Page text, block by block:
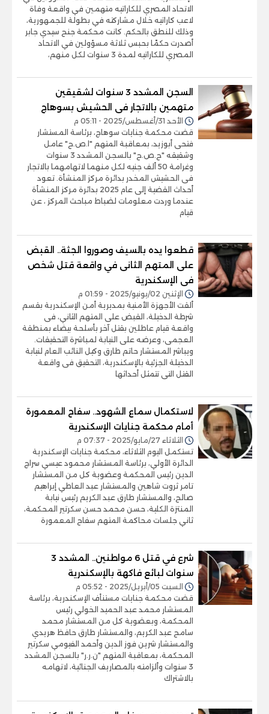
الاتحاد المصري للكاراتيه متهمين في واقعة وفاة
لاعب كاراتيه خلال مشاركته في بطولة للجمهورية،
وذلك للنطق بالحكم. كانت محكمة جنح سيدي جابر
أصدرت حكمًا بحبس ثلاثة مسؤولين في الاتحاد
المصري للكاراتيه لمدة 3 سنوات لكل منهم،
السجن المشدد 3 سنوات لشقيقين
متهمين بالاتجار فى الحشيش بسوهاج
الأحد 31/أغسطس/2025 - 05:11 م
قضت محكمة جنايات سوهاج، برئاسة المستشار
فتحى أبوزيد، بمعاقبة المتهم "ا.ص.ح" عامل
وشقيقه "ح.ص.ح" بالسجن المشدد 3 سنوات
وغرامة 50 ألف جنيه لكل منهما لاتهامهما بالاتجار
فى الحشيش المخدر بدائرة مركز المنشأة. تعود
أحداث القضية إلى عام 2025 بدائرة مركز المنشأة
عندما وردت معلومات لضباط مباحث المركز ، عن
قيام
قطعوا يده بالسيف وصوروا الجثة.. القبض
على المتهم الثانى في واقعة قتل شخص
فى الإسكندرية
الإثنين 02/يونيو/2025 - 01:59 م
ألقت الأجهزة الأمنية بمديرية أمن الإسكندرية بقسم
شرطة الدخيلة، القبض على المتهم الثاني، فى
واقعة قيام عاطلين بقتل آخر بأسلحة بيضاء بمنطقة
العجمى، وعرضه على النيابة لمباشرة التحقيقات.
ويباشر المستشار حاتم طارق وكيل النائب العام لنيابة
الدخيلة الجزئية بالإسكندرية، التحقيق فى واقعة
القتل التى تتمثل أحداثها
لاستكمال سماع الشهود.. سفاح المعمورة
أمام محكمة جنايات الإسكندرية
الثلاثاء 27/مايو/2025 - 07:37 م
تستكمل اليوم الثلاثاء، محكمة جنايات الإسكندرية
الدائرة الأولي، برئاسة المستشار محمود عيسي سراج
الدين رئيس المحكمة وعضوية كل من المستشار
تامر ثروت شاهين والمستشار عبد العاطي إبراهيم
صالح، والمستشار طارق عبد الكريم رئيس نيابة
المنتزة الكلية، حسن محمد حسن سكرتير المحكمة،
ثاني جلسات محاكمة المتهم سفاح المعمورة
شرع في قتل 6 مواطنين.. المشدد 3
سنوات لبائع فاكهة بالإسكندرية
السبت 05/أبريل/2025 - 05:52 م
قضت محكمة جنايات مستنأف الإسكندرية، برئاسة
المستشار محمد عبد الحميد الخولي رئيس
المحكمة، وبعضوية كل من المستشار محمد
سامح عبد الكريم، والمستشار طارق حافظ هريدي
والمستشار شرين فوز الدين وأحمد الفيومي سكرتير
المحكمة، بمعاقبة المتهم "ن.ر.ر" بالسجن المشدد
3 سنوات وألزامته بالمصاريف الجنائية، لاتهامه
بالاشتراك